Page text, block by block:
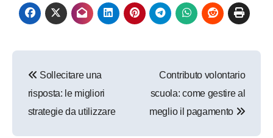
articoli
Sollecitare una
risposta: le migliori
strategie da utilizzare
Contributo volontario
scuola: come gestire al
meglio il pagamento